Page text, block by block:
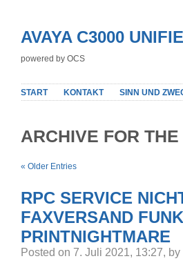
AVAYA C3000
powered by OCS
START KONTAKT SINN UND
ARCHIVE FOR THE
« Older Entries
RPC SERVICE
FAXVERSAND
PRINTNIGHTMARE
Posted on 7. Juli 2021, 13:27,